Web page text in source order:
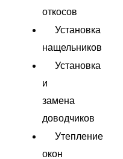
откосов
Установка
нащельников
Установка
и
замена
доводчиков
Утепление
окон